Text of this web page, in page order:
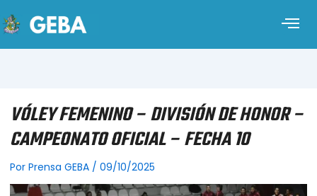
VÓLEY FEMENINO – DIVISIÓN DE HONOR –
CAMPEONATO OFICIAL – FECHA 10
Por Prensa GEBA / 09/10/2025